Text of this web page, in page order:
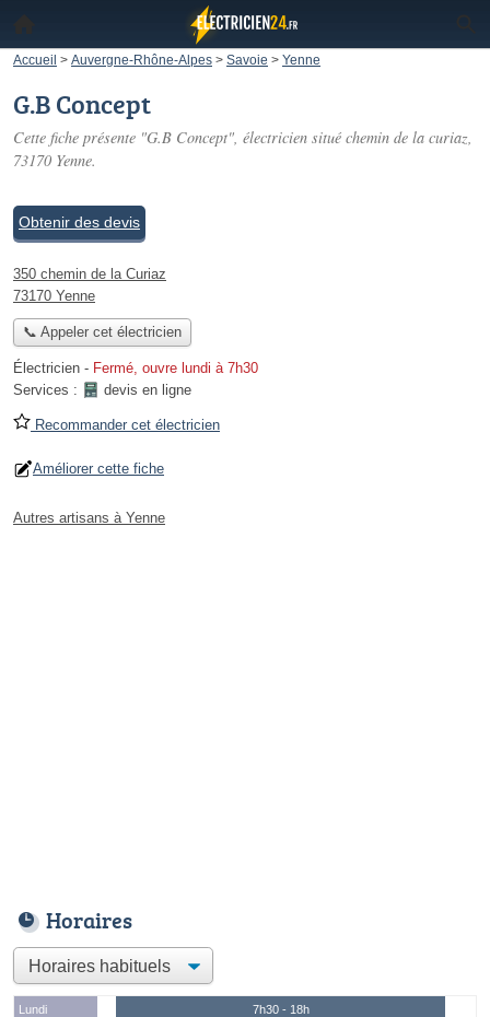
Accueil > Auvergne-Rhône-Alpes > Savoie > Yenne
G.B Concept
Cette fiche présente "G.B Concept", électricien situé chemin de la curiaz,
73170 Yenne.
Obtenir des devis
350 chemin de la Curiaz
73170 Yenne
📞 Appeler cet électricien
Électricien - Fermé, ouvre lundi à 7h30
Services :
devis en ligne
Recommander cet électricien
Améliorer cette fiche
Autres artisans à Yenne
Horaires
Lundi
7h30 - 18h